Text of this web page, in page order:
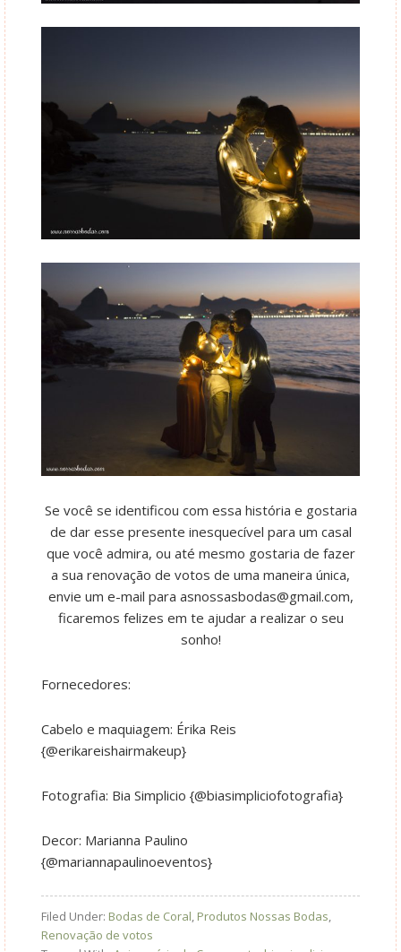
Se você se identificou com essa história e gostaria
de dar esse presente inesquecível para um casal
que você admira, ou até mesmo gostaria de fazer
a sua renovação de votos de uma maneira única,
envie um e-mail para asnossasbodas@gmail.com,
ficaremos felizes em te ajudar a realizar o seu
sonho!
Fornecedores:
Cabelo e maquiagem: Érika Reis
{@erikareishairmakeup}
Fotografia: Bia Simplicio {@biasimpliciofotografia}
Decor: Marianna Paulino
{@mariannapaulinoeventos}
Filed Under: Bodas de Coral, Produtos Nossas Bodas,
Renovação de votos